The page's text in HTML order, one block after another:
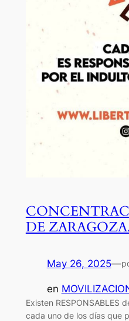
DE
May 26, 2025—
en
Existen RESPONSABLES
cada uno de los días que